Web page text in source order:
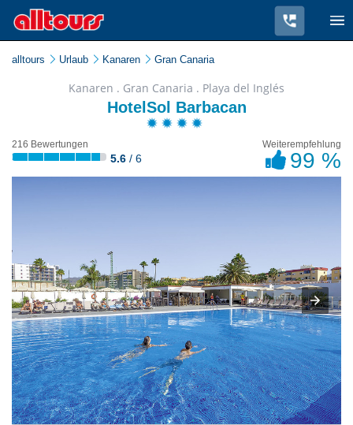
alltours Urlaub Kanaren Gran Canaria
Kanaren . Gran Canaria . Playa del Inglés
HotelSol Barbacan
216 Bewertungen
5.6 / 6
Weiterempfehlung
99 %